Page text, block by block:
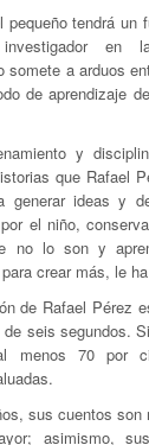
pequeño tendrá un
en la
somete a arduos
de aprendizaje
y
que Rafael
generar ideas y
el niño,
no lo son y
crear más, le
de Rafael Pérez
seis segundos.
menos 70 por
sus cuentos
asimismo,